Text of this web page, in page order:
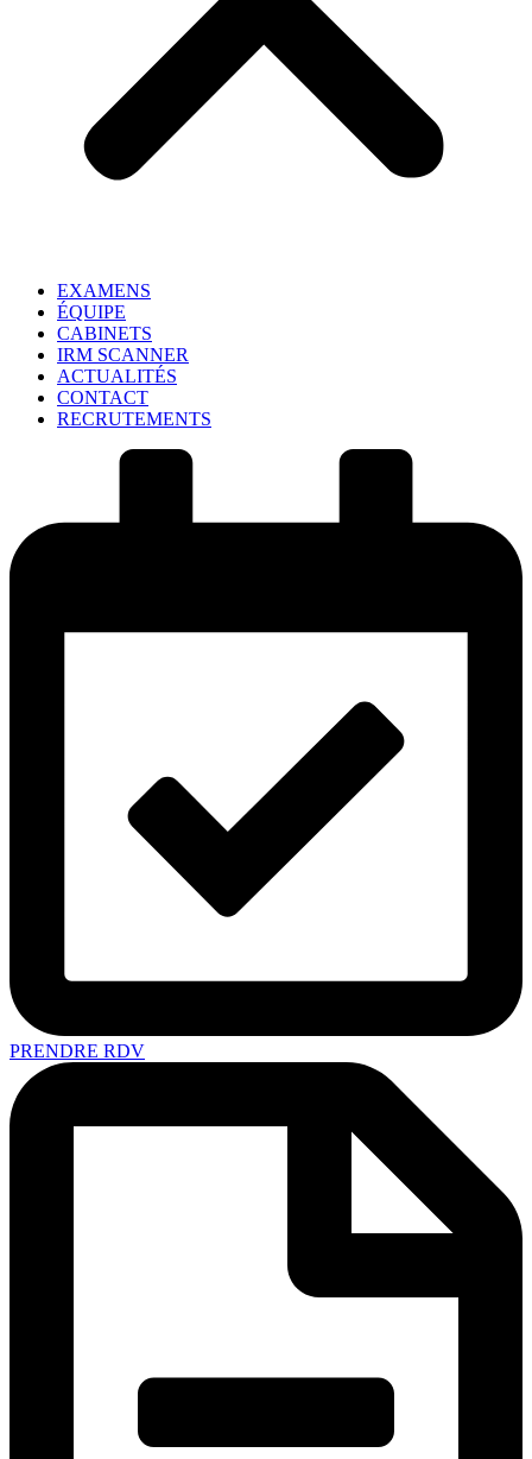
EXAMENS
ÉQUIPE
CABINETS
IRM SCANNER
ACTUALITÉS
CONTACT
RECRUTEMENTS
PRENDRE RDV